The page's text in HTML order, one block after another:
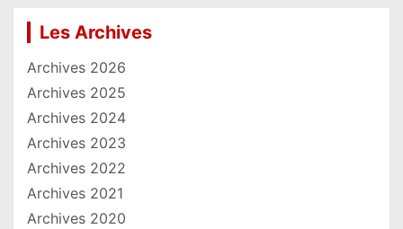
Les Archives
Archives 2026
Archives 2025
Archives 2024
Archives 2023
Archives 2022
Archives 2021
Archives 2020